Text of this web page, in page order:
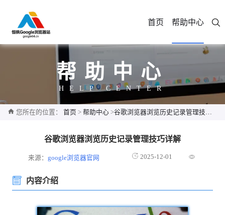
首页 帮助中心
帮助中心
HELP CENTER
您所在的位置： 首页 > 帮助中心 >谷歌浏览器浏览历史记录管理技巧详解
谷歌浏览器浏览历史记录管理技巧详解
来源：google浏览器官网 2025-12-01
内容介绍